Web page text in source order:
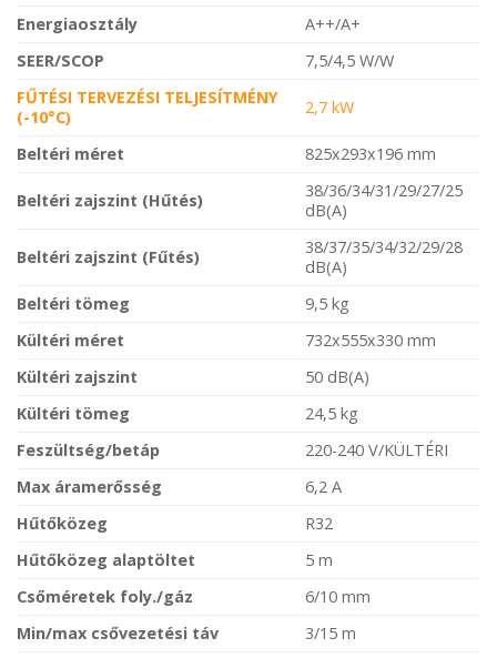
Energiaosztály
A++/A+
SEER/SCOP
7,5/4,5 W/W
FŰTÉSI TERVEZÉSI TELJESÍTMÉNY
(-10°C)
2,7 kW
Beltéri méret 825x293x196 mm
Beltéri zajszint (Hűtés)
38/36/34/31/29/27/25
dB(A)
Beltéri zajszint (Fűtés)
38/37/35/34/32/29/28
dB(A)
Beltéri tömeg
9,5 kg
Kültéri méret
732x555x330 mm
Kültéri zajszint
50 dB(A)
Kültéri tömeg
24,5 kg
Feszültség/betáp
220-240 V/KÜLTÉRI
Max áramerősség
6,2 A
Hűtőközeg
R32
Hűtőközeg alaptöltet
5 m
Csőméretek foly./gáz
6/10 mm
Min/max csővezetési táv
3/15 m